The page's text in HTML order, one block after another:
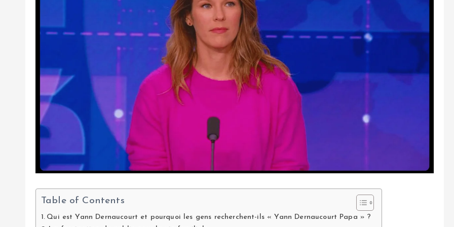
Table of Contents
Qui est Yann Dernaucourt et pourquoi les gens recherchent-ils « Yann Dernaucourt Papa » ?